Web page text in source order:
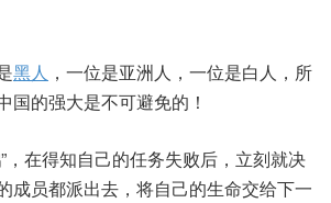
黑人 ，一位是亚洲人，一位是白人，所
国的强大是不可避免的！
，在得知自己的任务失败后，立刻就决
成员都派出去，将自己的生命交给下一